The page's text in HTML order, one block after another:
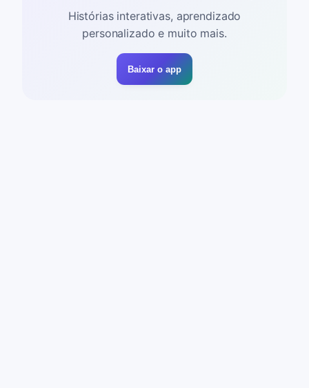
Histórias interativas, aprendizado
personalizado e muito mais.
Baixar o app